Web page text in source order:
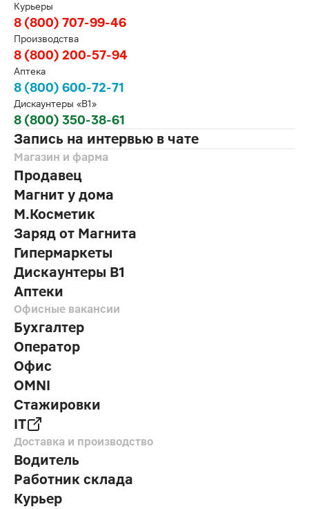
Курьеры
8 (800) 707-99-46
Производства
8 (800) 200-57-94
Аптека
8 (800) 600-72-71
Дискаунтеры «В1»
8 (800) 350-38-61
Запись на интервью в чате
Магазин и фарма
Продавец
Магнит у дома
М.Косметик
Заряд от Магнита
Гипермаркеты
Дискаунтеры В1
Аптеки
Офисные вакансии
Бухгалтер
Оператор
Офис
OMNI
Стажировки
IT
Доставка и производство
Водитель
Работник склада
Курьер